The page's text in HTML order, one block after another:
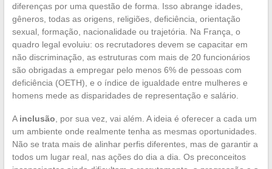
diferenças por uma questão de forma. Isso abrange idades,
gêneros, todas as origens, religiões, deficiência, orientação
sexual, formação, nacionalidade ou trajetória. Na França, o
quadro legal evoluiu: os recrutadores devem se capacitar em
não discriminação, as estruturas com mais de 20 funcionários
são obrigadas a empregar pelo menos 6% de pessoas com
deficiência (OETH), e o índice de igualdade entre mulheres e
homens mede as disparidades de representação e salário.
A inclusão , por sua vez, vai além. A ideia é oferecer a cada um
um ambiente onde realmente tenha as mesmas oportunidades.
Não se trata mais de alinhar perfis diferentes, mas de garantir a
todos um lugar real, nas ações do dia a dia. Os preconceitos